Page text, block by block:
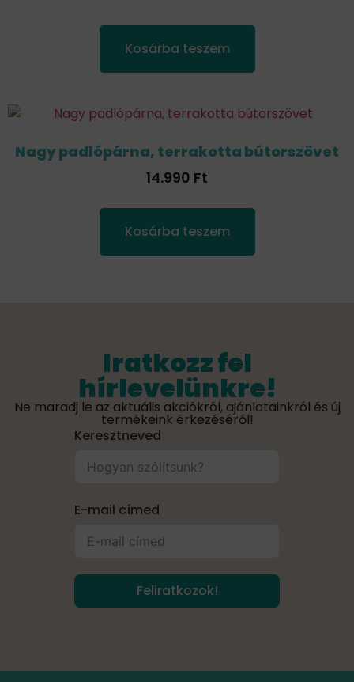
Kosárba teszem
Nagy padlópárna, terrakotta bútorszövet
14.990 Ft
Kosárba teszem
Iratkozz fel
hírlevelünkre!
Ne maradj le az aktuális akciókról, ajánlatainkról és új
termékeink érkezéséről!
Keresztneved
E-mail címed
Feliratkozok!